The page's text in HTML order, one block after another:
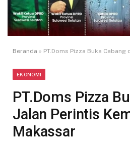
Beranda » PT.Doms Pizza Buka Cabang di
EKONOMI
PT.Doms Pizza
Jalan Perintis
Makassar